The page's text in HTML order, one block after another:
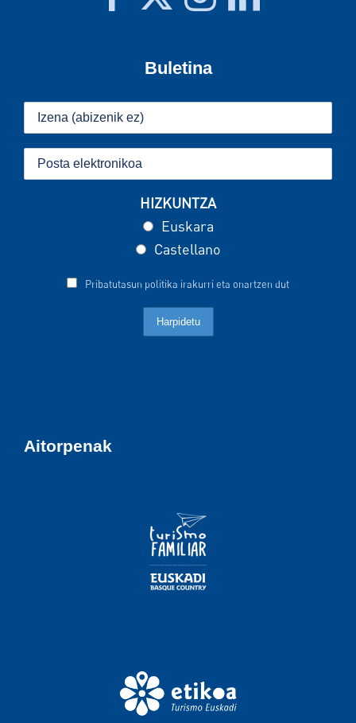
Buletina
HIZKUNTZA
Euskara
Castellano
Pribatutasun politika irakurri eta onartzen dut
Aitorpenak